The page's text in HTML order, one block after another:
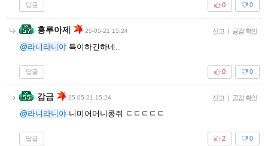
답글 0
0
홍루아제 25-05-21 15:24 신고 | 공감 확인
@라니라니야 특이하긴하네..
답글 0
0
감금 25-05-21 15:24 신고 | 공감 확인
@라니라니야 니미어머니콩쥐 ㄷㄷㄷㄷㄷ
답글 0
2